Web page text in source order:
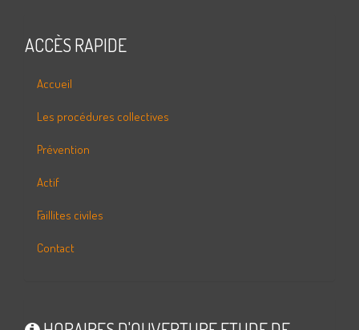
ACCÈS RAPIDE
Accueil
Les procédures collectives
Prévention
Actif
Faillites civiles
Contact